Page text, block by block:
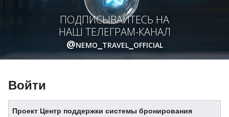
ПОДПИСЫВАЙТЕСЬ НА
НАШ ТЕЛЕГРАМ-КАНАЛ
@nemo_travel_official
Войти
Проект Центр поддержки системы бронирования